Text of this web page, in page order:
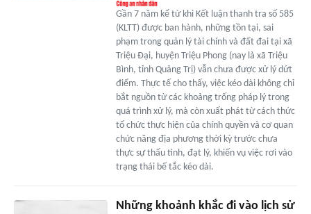
Gần 7 năm kể từ khi Kết luận thanh tra số 585
(KLTT) được ban hành, những tồn tại, sai
phạm trong quản lý tài chính và đất đai tại xã
Triệu Đại, huyện Triệu Phong (nay là xã Triệu
Bình, tỉnh Quảng Trị) vẫn chưa được xử lý dứt
điểm. Thực tế cho thấy, việc kéo dài không chỉ
bắt nguồn từ các khoảng trống pháp lý trong
quá trình xử lý, mà còn xuất phát từ cách thức
tổ chức thực hiện của chính quyền và cơ quan
chức năng địa phương thời kỳ trước chưa
thực sự thấu tình, đạt lý, khiến vụ việc rơi vào
trạng thái bế tắc kéo dài.
Những khoảnh khắc đi vào lịch sử